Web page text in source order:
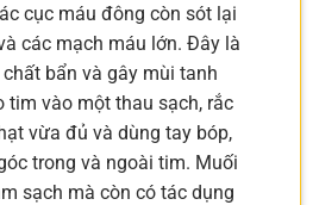
cục máu đông còn sót lại
các mạch máu lớn. Đây là
bẩn và gây mùi tanh
tim vào một thau sạch, rắc
vừa đủ và dùng tay bóp,
trong và ngoài tim. Muối
sạch mà còn có tác dụng